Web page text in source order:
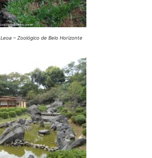
Leoa – Zoológico de Belo Horizonte